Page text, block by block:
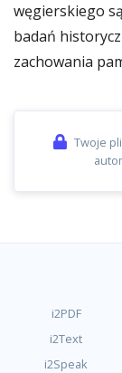
węgierskiego
badań
zachowania
Twoje
i2PDF
i2Text
i2Speak